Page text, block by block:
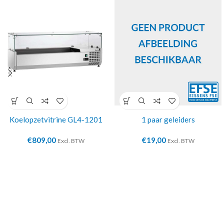
Koelopzetvitrine GL4-1201
€809,00 Excl. BTW
1 paar geleiders
€19,00 Excl. BTW